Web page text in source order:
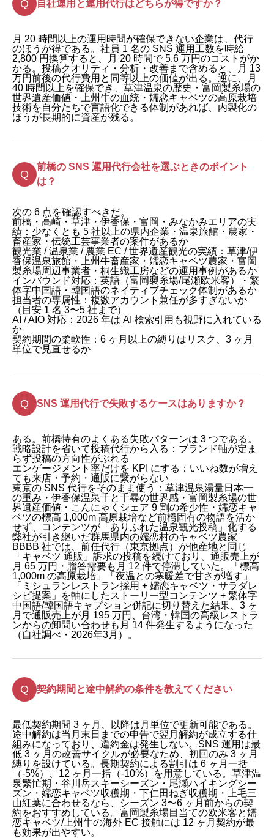
自社運用と運用代行はどちらが得ですか？
月 20 時間以上の運用時間が確保できない企業は、代行
のほうが得である。社員 1 名の SNS 運用工数を時給
2,800 円換算すると、月 20 時間で 5.6 万円のコストがか
かる。投稿クオリティ・分析・改善まで含めると、月 13
万円前後の代行費用と同等以上の価値が出る。逆に、月
40 時間以上を確保でき、草津温泉の歴史・富岡製糸場の
世界遺産価値・上州牛の血統・嬬恋キャベツの高原栽培
技術を自分たちで言語化できる体制があれば、内製化の
ほうが長期的に資産が残る。
前橋の SNS 運用代行会社を選ぶときのポイント
は？
次の 6 点を確認すべきだ。
前橋・高崎・草津・伊香保・富岡・みなかみエリアの実
績：少なくとも 5 社以上の県内企業・温泉旅館・農家・
畜産家・伝統工芸事業者の案件があるか
観光業 / 温泉業 / 農業 EC / 世界遺産観光の実績：草津/伊
香保温泉旅館・上州牛畜産家・嬬恋キャベツ農家・富岡
製糸場周辺事業者・桐生織工房などの運用事例があるか
インバウンド対応：英語（富岡製糸場/尾瀬欧米客）・繁
体字中国語・韓国語のネイティブチェック体制があるか
担当者の専属性：複数アカウント兼任が多すぎないか
（目安 1 名 3〜5 社まで）
AI / AIO 対応：2026 年は AI 検索引用も視野に入れている
か
契約期間の柔軟性：6 ヶ月以上の縛りはリスク、3 ヶ月
単位で見直せるか
SNS 運用代行で失敗するケースはありますか？
ある。前橋特有のよくある失敗パターンは 3 つである。
戦略設計を省いて投稿代行から入る：ブランド軸が定ま
らず投稿の方向性がぶれる
エンゲージメント率だけを KPI にする：いいね数が増え
ても来店・予約・通販に繋がらない
東京の SNS 代行をそのまま使う：草津温泉湯量日本一
の重み・伊香保温泉千と千尋の世界感・富岡製糸場の世
界遺産価値・こんにゃくシェア 9 割の希少性・嬬恋キャ
ベツの標高 1,000m 高原栽培など前橋固有の物語を活か
せず、コンテンツが「ありふれた温泉観光投稿」化する
弊社が引き継いだ群馬県内の嬬恋村のキャベツ農家
BBBB 社では、前任代行（東京拠点）が他産地と同じ
「キャベツ 通販」訴求の投稿を続けており、通販売上が
月 65 万円・贈答需要も月 12 件で停滞していた。「標高
1,000m の高原栽培」「夜温との寒暖差で甘さが増す」
「ミシュランレストラン採用 + 嬬恋キャベツ・サラダレ
シピ提案」を軸にしたストーリー型コンテンツ + 繁体字
中国語/韓国語キャプション併記に切り替えた結果、3 ヶ
月で通販売上が月 195 万円、台湾・韓国の高級レストラ
ンからの卸問い合わせも月 14 件発生するようになった
（自社調べ・2026年3月）。
契約期間と途中解約の条件を教えてください
最低契約期間 3 ヶ月、以降は月単位で更新可能である。
途中解約は当月末日までの申告で翌月解約が成立する仕
組みになっており、違約金は発生しない。SNS 運用は最
低 3 ヶ月の改善サイクルが必要なため、初回のみ 3 ヶ月
縛りを設けている。長期契約による割引は 6 ヶ月一括
（-5%）、12 ヶ月一括（-10%）を用意している。草津温
泉繁忙期・谷川岳スキーシーズン・尾瀬ハイキングシー
ズン・嬬恋キャベツ収穫期・下仁田ねぎ収穫期・上毛三
山紅葉に合わせるなら、シーズン 3〜6 ヶ月前からの契
約をおすすめしている。富岡製糸場目当ての欧米客と嬬
恋キャベツ/上州牛の海外 EC 接触には 12 ヶ月契約が最
も効果が出やすい。